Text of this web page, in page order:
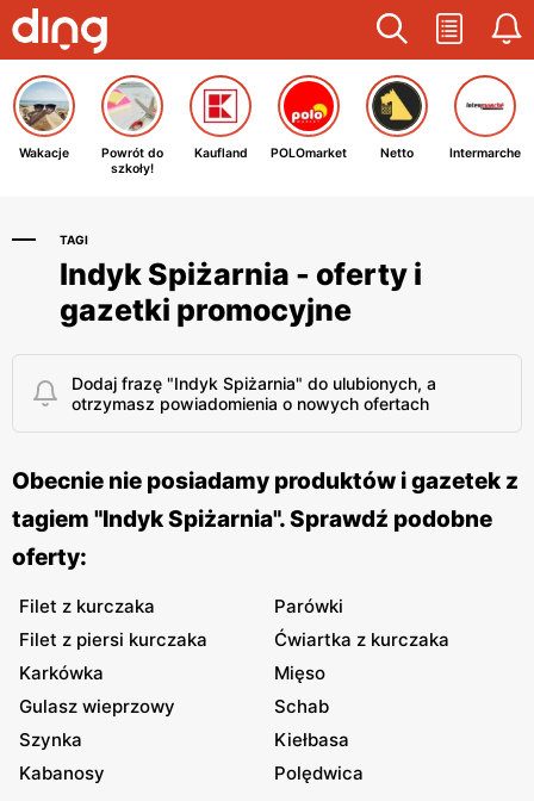
Wakacje
Powrót do
szkoły!
Kaufland POLOmarket Netto Intermarche
TAGI
Indyk Spiżarnia - oferty i
gazetki promocyjne
Dodaj frazę "Indyk Spiżarnia" do ulubionych, a
otrzymasz powiadomienia o nowych ofertach
Obecnie nie posiadamy produktów i gazetek z
tagiem "Indyk Spiżarnia". Sprawdź podobne
oferty:
Filet z kurczaka
Parówki
Filet z piersi kurczaka
Ćwiartka z kurczaka
Karkówka
Mięso
Gulasz wieprzowy
Schab
Szynka
Kiełbasa
Kabanosy
Polędwica